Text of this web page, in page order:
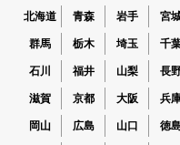
北海道 青森 岩手 宮
群馬 栃木 埼玉 千
石川 福井 山梨 長
滋賀 京都 大阪 兵
岡山 広島 山口 徳